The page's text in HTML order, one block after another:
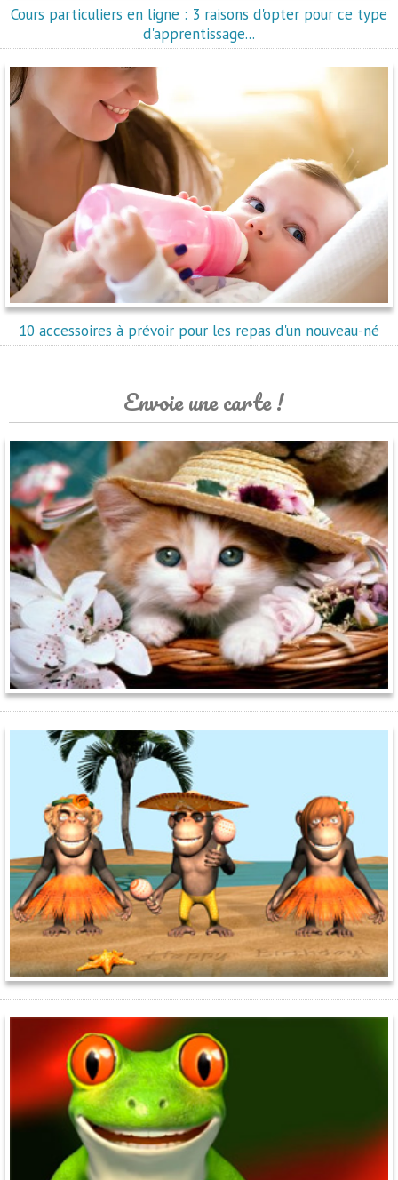
Cours particuliers en ligne : 3 raisons d'opter pour ce type
d'apprentissage...
10 accessoires à prévoir pour les repas d'un nouveau-né
Envoie une carte !